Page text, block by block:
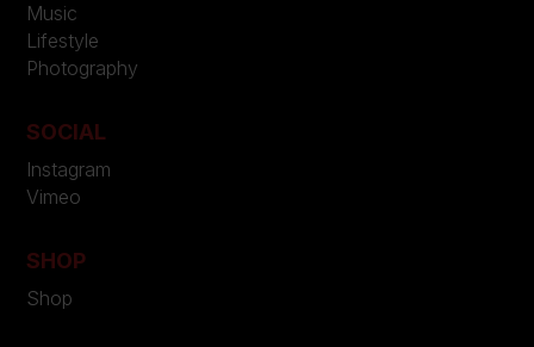
Music
Lifestyle
Photography
SOCIAL
Instagram
Vimeo
SHOP
Shop